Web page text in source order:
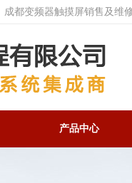
都变频器触摸屏销售及维
产品中心